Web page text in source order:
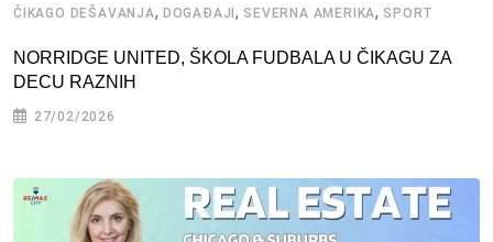
ČIKAGO DEŠAVANJA, DOGAĐAJI, SEVERNA AMERIKA, SPORT
NORRIDGE UNITED, ŠKOLA FUDBALA U ČIKAGU ZA
DECU RAZNIH
27/02/2026